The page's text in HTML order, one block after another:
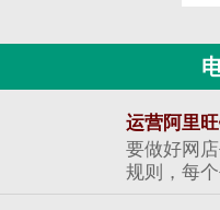
运营阿里
要做好网
规则，每